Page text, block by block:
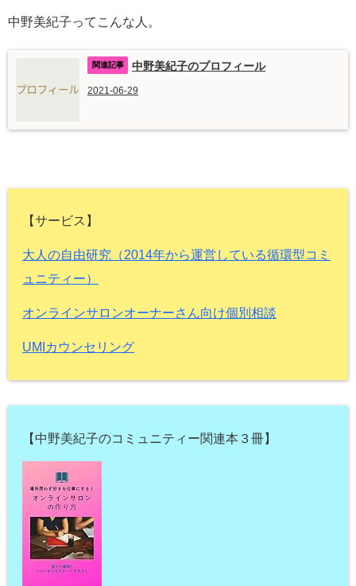
中野美紀子ってこんな人。
中野美紀子のプロフィール
2021-06-29
【サービス】
大人の自由研究（2014年から運営している循環型コミ
ュニティー）
オンラインサロンオーナーさん向け個別相談
UMIカウンセリング
【中野美紀子のコミュニティー関連本３冊】